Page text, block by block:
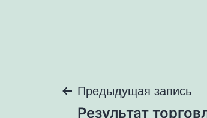
Навигация
Предыдущая запись
Результат